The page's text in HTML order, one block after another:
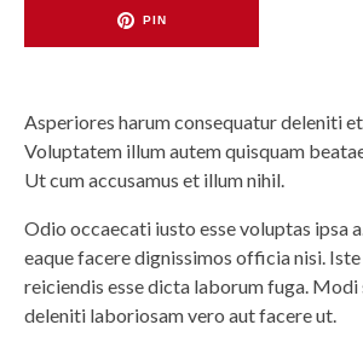
PIN
Asperiores harum consequatur deleniti
Voluptatem illum autem quisquam
Ut cum accusamus et illum nihil.
Odio occaecati iusto esse voluptas ipsa
eaque facere dignissimos officia nisi.
reiciendis esse dicta laborum fuga. Modi
deleniti laboriosam vero aut facere ut.